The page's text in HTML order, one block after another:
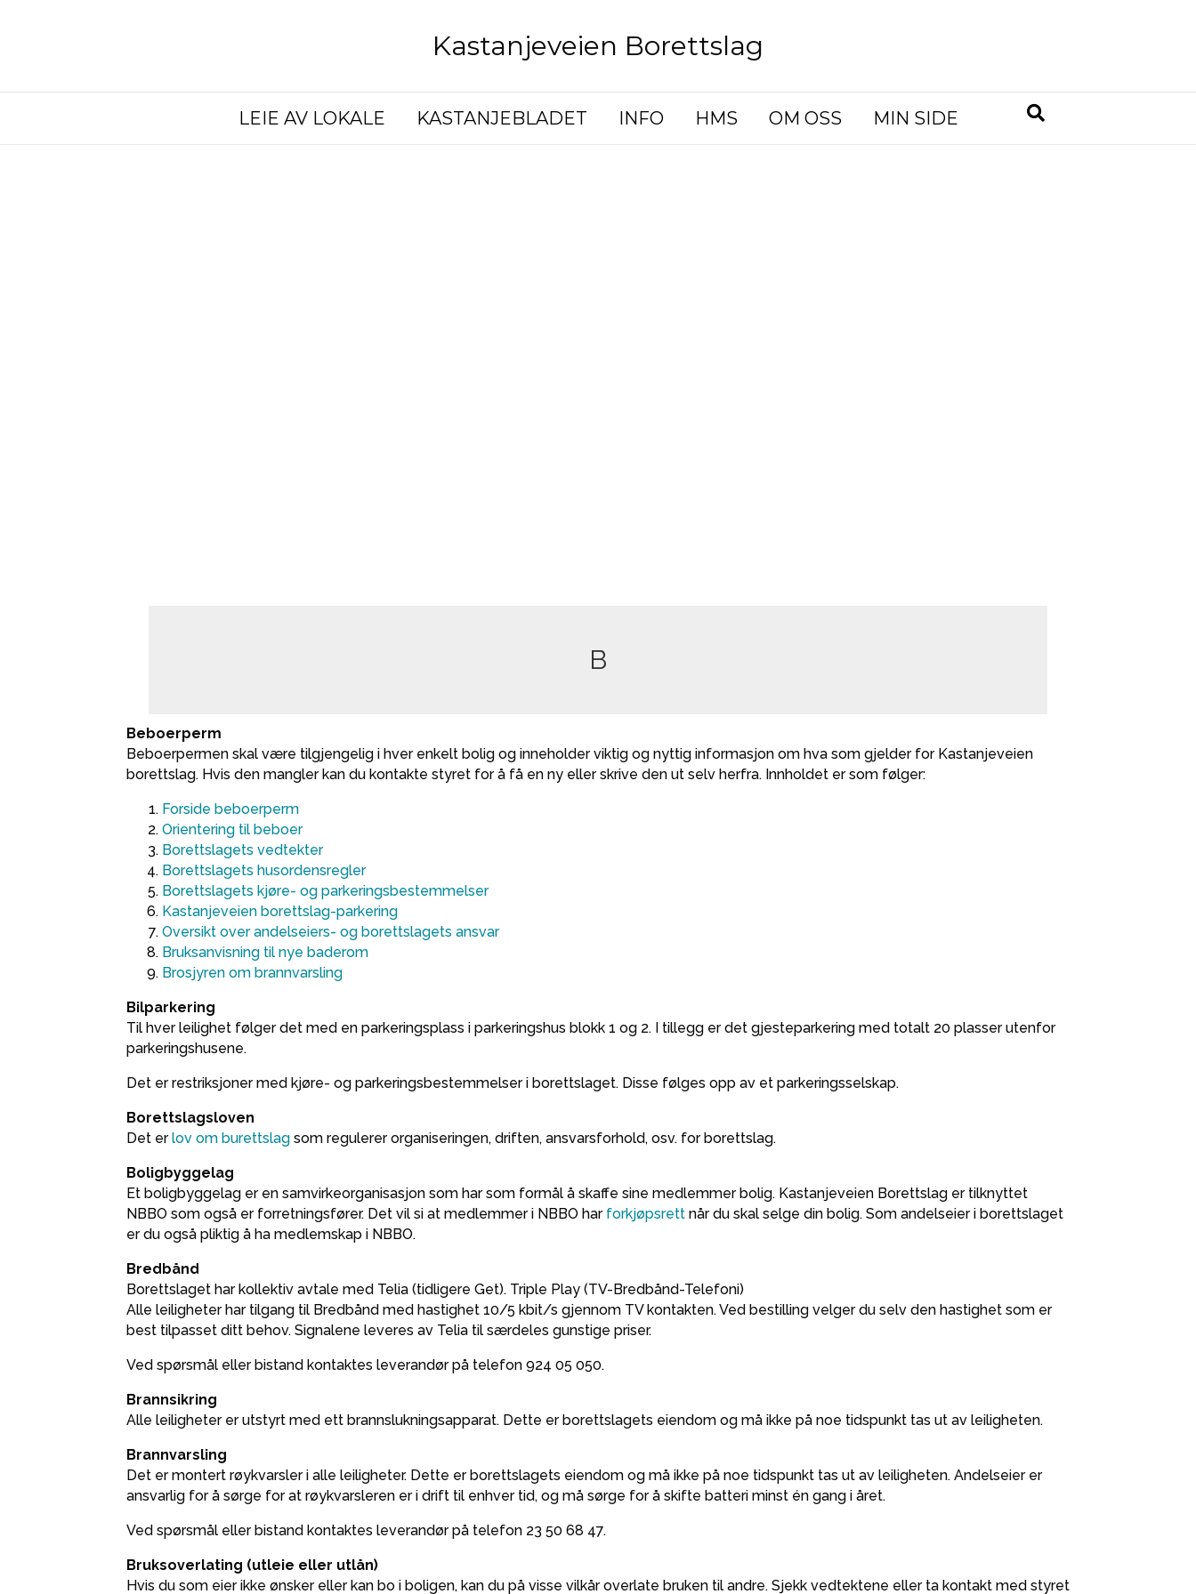
Kastanjeveien Borettslag
LEIE AV LOKALE KASTANJEBLADET INFO HMS OM OSS MIN SIDE
B
Beboerperm
Beboerpermen skal være tilgjengelig i hver enkelt bolig og inneholder viktig og nyttig informasjon om hva som gjelder for Kastanjeveien
borettslag. Hvis den mangler kan du kontakte styret for å få en ny eller skrive den ut selv herfra. Innholdet er som følger:
Forside beboerperm
Orientering til beboer
Borettslagets vedtekter
Borettslagets husordensregler
Borettslagets kjøre- og parkeringsbestemmelser
Kastanjeveien borettslag-parkering
Oversikt over andelseiers- og borettslagets ansvar
Bruksanvisning til nye baderom
Brosjyren om brannvarsling
Bilparkering
Til hver leilighet følger det med en parkeringsplass i parkeringshus blokk 1 og 2. I tillegg er det gjesteparkering med totalt 20 plasser utenfor
parkeringshusene.
Det er restriksjoner med kjøre- og parkeringsbestemmelser i borettslaget. Disse følges opp av et parkeringsselskap.
Borettslagsloven
Det erlov om burettslag som regulerer organiseringen, driften, ansvarsforhold, osv. for borettslag.
Boligbyggelag
Et boligbyggelag er en samvirkeorganisasjon som har som formål å skaffe sine medlemmer bolig. Kastanjeveien Borettslag er tilknyttet
NBBO som også er forretningsfører. Det vil si at medlemmer i NBBO har forkjøpsrett når du skal selge din bolig. Som andelseier i borettslaget
er du også pliktig å ha medlemskap i NBBO.
Bredbånd
Borettslaget har kollektiv avtale med Telia (tidligere Get). Triple Play (TV-Bredbånd-Telefoni)
Alle leiligheter har tilgang til Bredbånd med hastighet 10/5 kbit/s gjennom TV kontakten. Ved bestilling velger du selv den hastighet som er
best tilpasset ditt behov. Signalene leveres av Telia til særdeles gunstige priser.
Ved spørsmål eller bistand kontaktes leverandør på telefon 924 05 050.
Brannsikring
Alle leiligheter er utstyrt med ett brannslukningsapparat. Dette er borettslagets eiendom og må ikke på noe tidspunkt tas ut av leiligheten.
Brannvarsling
Det er montert røykvarsler i alle leiligheter. Dette er borettslagets eiendom og må ikke på noe tidspunkt tas ut av leiligheten. Andelseier er
ansvarlig for å sørge for at røykvarsleren er i drift til enhver tid, og må sørge for å skifte batteri minst én gang i året.
Ved spørsmål eller bistand kontaktes leverandør på telefon 23 50 68 47.
Bruksoverlating (utleie eller utlån)
Hvis du som eier ikke ønsker eller kan bo i boligen, kan du på visse vilkår overlate bruken til andre. Sjekk vedtektene eller ta kontakt med styret